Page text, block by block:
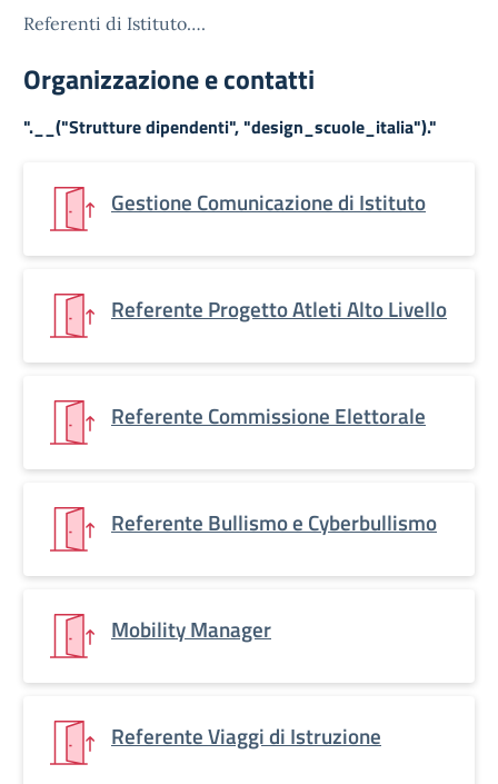
Referenti di Istituto….
Organizzazione e contatti
".__("Strutture dipendenti", "design_scuole_italia")."
Gestione Comunicazione di Istituto
Referente Progetto Atleti Alto Livello
Referente Commissione Elettorale
Referente Bullismo e Cyberbullismo
Mobility Manager
Referente Viaggi di Istruzione